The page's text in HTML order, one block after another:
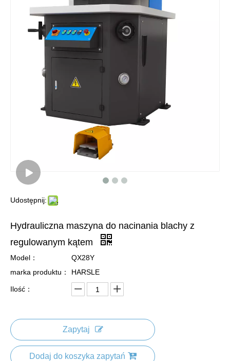
Udostępnij:
Hydrauliczna maszyna do nacinania blachy z
regulowanym kątem
Model：
QX28Y
marka produktu：
HARSLE
Ilość：
Zapytaj
Dodaj do koszyka zapytań